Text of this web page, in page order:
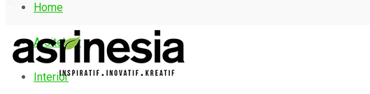
Home
Arsitektur
Interior